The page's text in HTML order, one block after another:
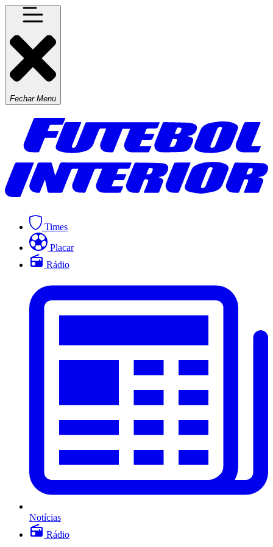
Fechar Menu
Times
Placar
Rádio
Notícias
Rádio